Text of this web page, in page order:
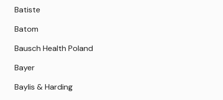
Batiste
Batom
Bausch Health Poland
Bayer
Baylis & Harding